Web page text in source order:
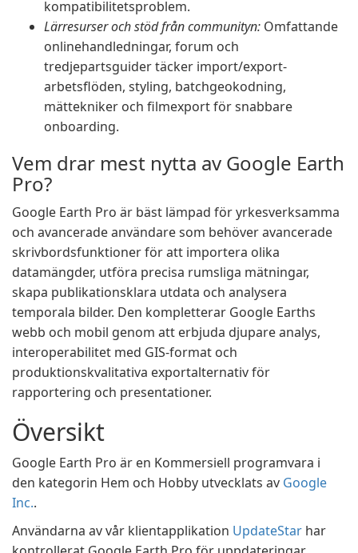
kompatibilitetsproblem.
Lärresurser och stöd från communityn: Omfattande
onlinehandledningar, forum och
tredjepartsguider täcker import/export-
arbetsflöden, styling, batchgeokodning,
mättekniker och filmexport för snabbare
onboarding.
Vem drar mest nytta av Google Earth
Pro?
Google Earth Pro är bäst lämpad för yrkesverksamma
och avancerade användare som behöver avancerade
skrivbordsfunktioner för att importera olika
datamängder, utföra precisa rumsliga mätningar,
skapa publikationsklara utdata och analysera
temporala bilder. Den kompletterar Google Earths
webb och mobil genom att erbjuda djupare analys,
interoperabilitet med GIS-format och
produktionskvalitativa exportalternativ för
rapportering och presentationer.
Översikt
Google Earth Pro är en Kommersiell programvara i
den kategorin Hem och Hobby utvecklats av Google
Inc..
Användarna av vår klientapplikation UpdateStar har